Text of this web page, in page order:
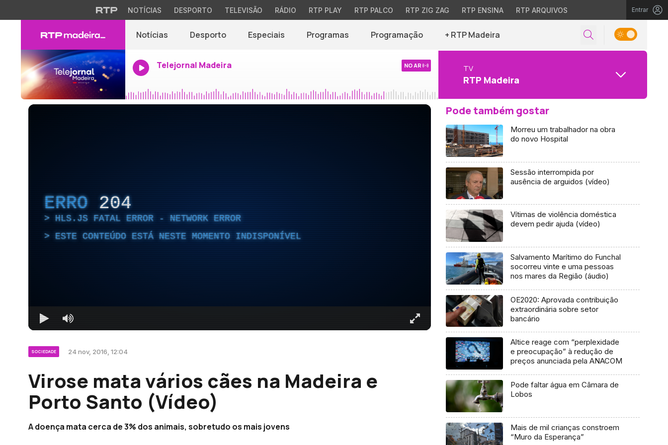
NOTÍCIAS DESPORTO TELEVISÃO RÁDIO RTP PLAY RTP PALCO RTP ZIG ZAG RTP ENSINA RTP ARQUIVOS Entrar
Notícias Desporto Especiais Programas Programação + RTP Madeira
Telejornal Madeira NO AR TV
RTP Madeira
ERRO 204
HLS.JS FATAL ERROR - NETWORK ERROR
ESTE CONTEÚDO ESTÁ NESTE MOMENTO INDISPONÍVEL
SOCIEDADE 24 nov, 2016, 12:04
Virose mata vários cães na Madeira e
Porto Santo (Vídeo)
A doença mata cerca de 3% dos animais, sobretudo os mais jovens
Pode também gostar
Morreu um trabalhador na obra
do novo Hospital
Sessão interrompida por
ausência de arguidos (vídeo)
Vítimas de violência doméstica
devem pedir ajuda (vídeo)
Salvamento Marítimo do Funchal
socorreu vinte e uma pessoas
nos mares da Região (áudio)
OE2020: Aprovada contribuição
extraordinária sobre setor
bancário
Altice reage com “perplexidade
e preocupação” à redução de
preços anunciada pela ANACOM
Pode faltar água em Câmara de
Lobos
Mais de mil crianças constroem
“Muro da Esperança”